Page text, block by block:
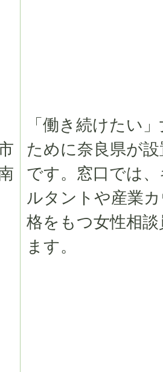
「働き続けたい
ために奈良県が
です。窓口では
ルタントや産業
格をもつ女性相
ます。